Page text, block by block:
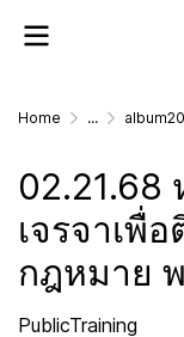
Home ...
02.21.68
เจรจาเพื่
กฎหมาย
PublicTraining